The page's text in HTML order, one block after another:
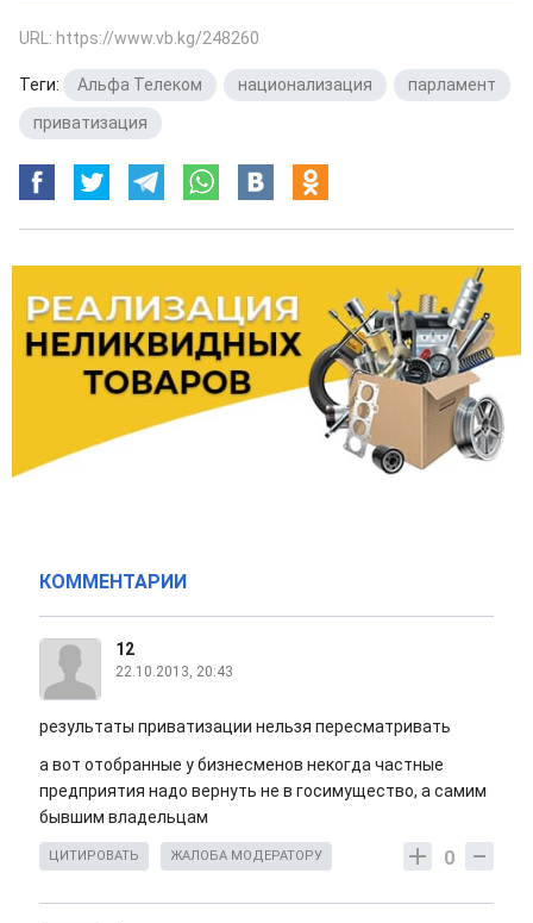
URL: https://www.vb.kg/248260
Теги: Альфа Телеком национализация парламент
приватизация
КОММЕНТАРИИ
12
22.10.2013, 20:43
результаты приватизации нельзя пересматривать
а вот отобранные у бизнесменов некогда частные
предприятия надо вернуть не в госимущество, а самим
бывшим владельцам
0
ЦИТИРОВАТЬ ЖАЛОБА МОДЕРАТОРУ